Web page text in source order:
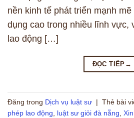
nền kinh tế phát triển mạnh
dụng cao trong nhiều lĩnh vực,
lao động […]
ĐỌC TIẾP →
Đăng trong Dịch vụ luật sư | Thẻ bài
phép lao động
luật sư giỏi đà nẵng